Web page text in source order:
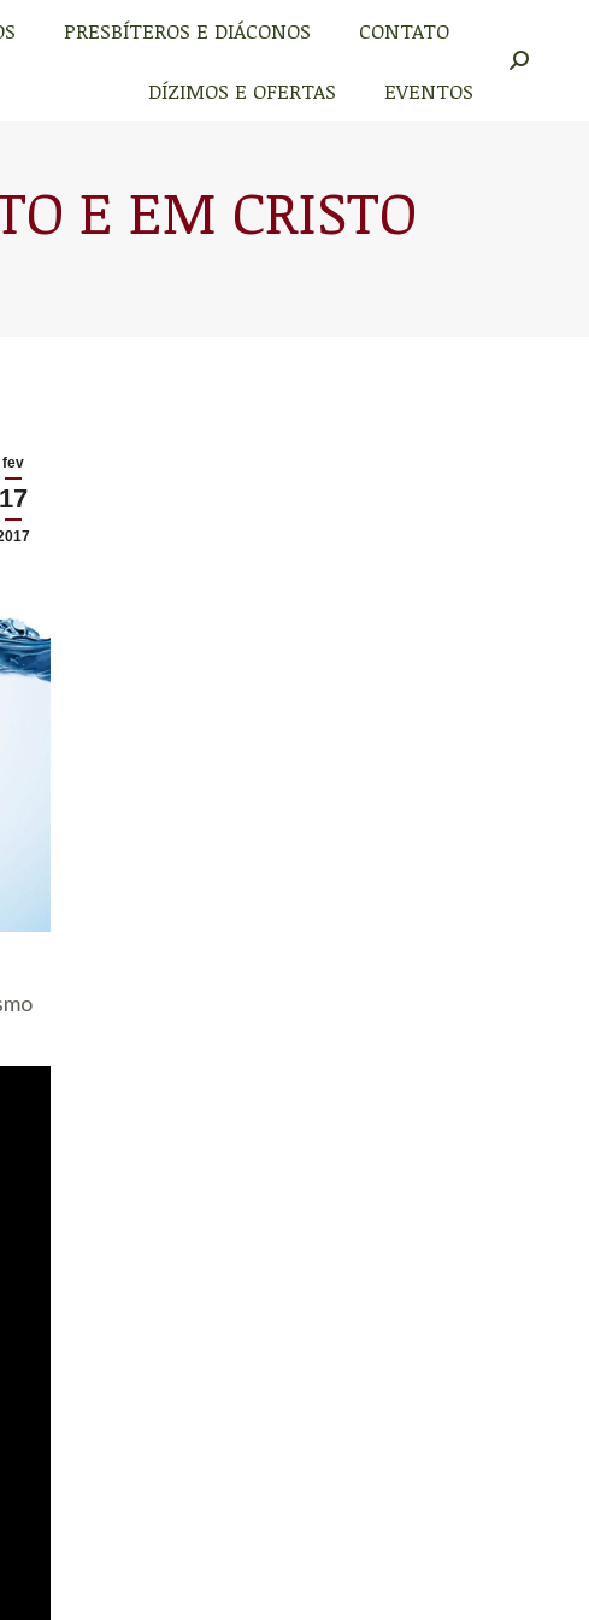
PRESBÍTEROS E DIÁCONOS CONTATO
DÍZIMOS E OFERTAS EVENTOS
Buscar
E EM CRISTO
fev
17
PRESBÍTEROS E DIÁCONOS
CONTATO
DÍZIMOS E OFERTAS
Buscar